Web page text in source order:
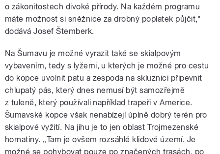
o zákonitostech divoké přírody. Na každém programu
máte možnost si sněžnice za drobný poplatek půjčit,"
dodáváJosef Štemberk.
Na Šumavu je možné vyrazit také se skialpovým
vybavením, tedy s lyžemi, u kterých je možné pro cestu
do kopce uvolnit patu a zespoda na skluznici připevnit
chlupatý pás, který dnes nemusí být samozřejmě
z tuleně, který používali například trapeři v Americe.
Šumavské kopce však nenabízejí úplně dobrý terén pro
skialpové vyžití. Na jihu je to jen oblast Trojmezenské
hornatiny. „Tam je ovšem rozsáhlé klidové území. Je
možné se pohybovat pouze po značených trasách, po